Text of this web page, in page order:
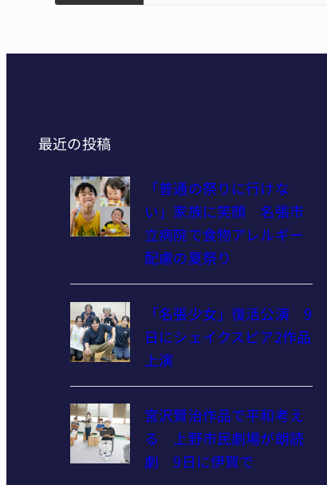
最近の投稿
「普通の祭りに行けな
い」家族に笑顔 名張市
立病院で食物アレルギー
配慮の夏祭り
「名張少女」復活公演 9
日にシェイクスピア2作品
上演
宮沢賢治作品で平和考え
る 上野市民劇場が朗読
劇 9日に伊賀で